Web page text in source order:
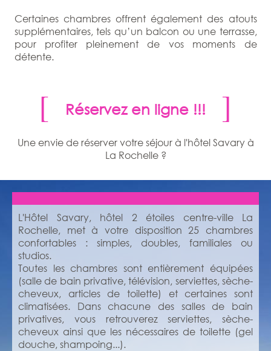
Certaines chambres offrent également des atouts
supplémentaires, tels qu’un balcon ou une terrasse,
pour profiter pleinement de vos moments de
détente.
Réservez en ligne !!!
Une envie de réserver votre séjour à l'hôtel Savary à
La Rochelle ?
L'Hôtel Savary, hôtel 2 étoiles centre-ville La
Rochelle, met à votre disposition 25 chambres
confortables : simples, doubles, familiales ou
studios.
Toutes les chambres sont entièrement équipées
(salle de bain privative, télévision, serviettes, sèche-
cheveux, articles de toilette) et certaines sont
climatisées. Dans chacune des salles de bain
privatives, vous retrouverez serviettes, sèche-
cheveux ainsi que les nécessaires de toilette (gel
douche, shampoing...).